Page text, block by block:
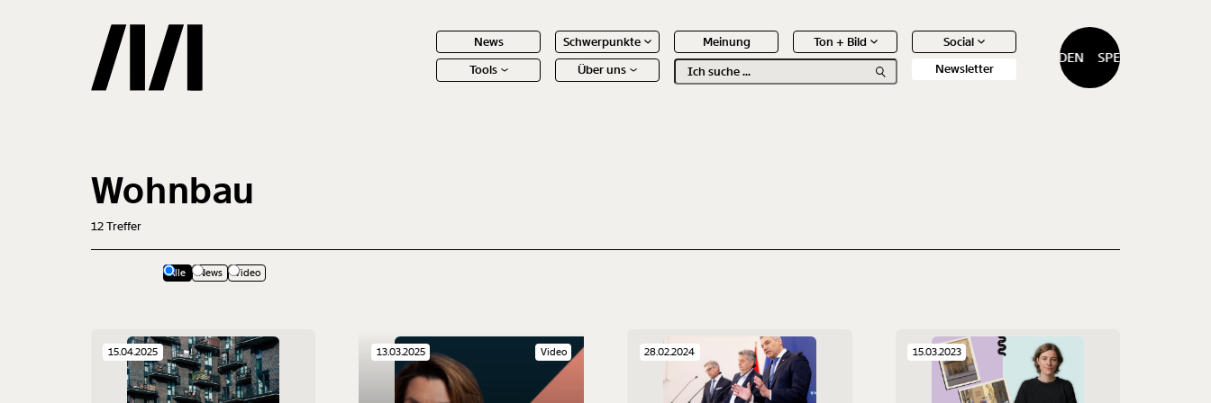
News Schwerpunkte Meinung Ton + Bild
Social
Tools
Über uns Newsletter
SPENDEN SPENDEN
Gemerkte Inhalte
Wohnbau
12Treffer
Alle News Video
15.04.2025 Video
13.03.2025 28.02.2024 15.03.2023